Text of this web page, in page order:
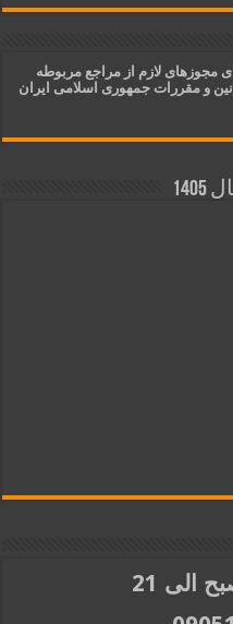
لازم از مراجع مربوطه
و مقررات جمهوری اسلامی ایران